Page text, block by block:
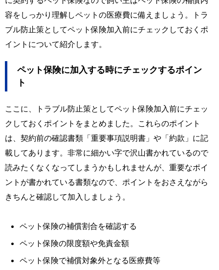
容をしっかり理解しペットの医療費に備えましょう。トラ
ブル防止策としてペット保険加入前にチェックしておくポ
イントについて紹介します。
ペット保険に加入する時にチェックするポイン
ト
ここに、トラブル防止策としてペット保険加入前にチェッ
クしておくポイントをまとめました。これらのポイント
は、契約前の確認書類「重要事項説明書」や「約款」に記
載してあります。非常に細かい字で沢山書かれているので
読みたくなくなってしまうかもしれませんが、重要なポイ
ントが書かれている書類なので、ポイントをおさえながら
きちんと確認して加入しましょう。
ペット保険の補償割合を確認する
ペット保険の限度額や免責金額
ペット保険で補償対象外となる医療費等